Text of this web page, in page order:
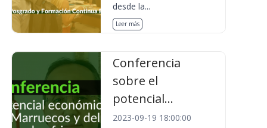
desde la...
Leer más
Conferencia
sobre el
potencial...
2023-09-19 18:00:00